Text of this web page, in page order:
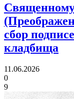
сбор
кладбища
11.06.2026
0
9